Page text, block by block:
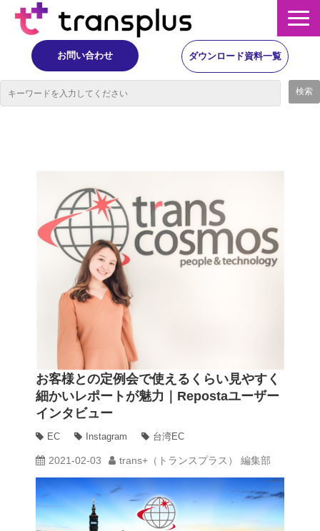
お問い合わせ ダウンロード資料一覧
ニュース
trans-DXプロデューサー
お客様との定例会で使えるくらい見やすく
細かいレポートが魅力｜Repostaユーザー
インタビュー
EC Instagram 台湾EC
2021-02-03 trans+（トランスプラス） 編集部